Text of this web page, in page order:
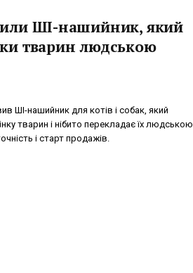
ШІ-нашийник, який
тварин людською
ШІ-нашийник для котів і собак, який
тварин і нібито перекладає їх людською
і старт продажів.